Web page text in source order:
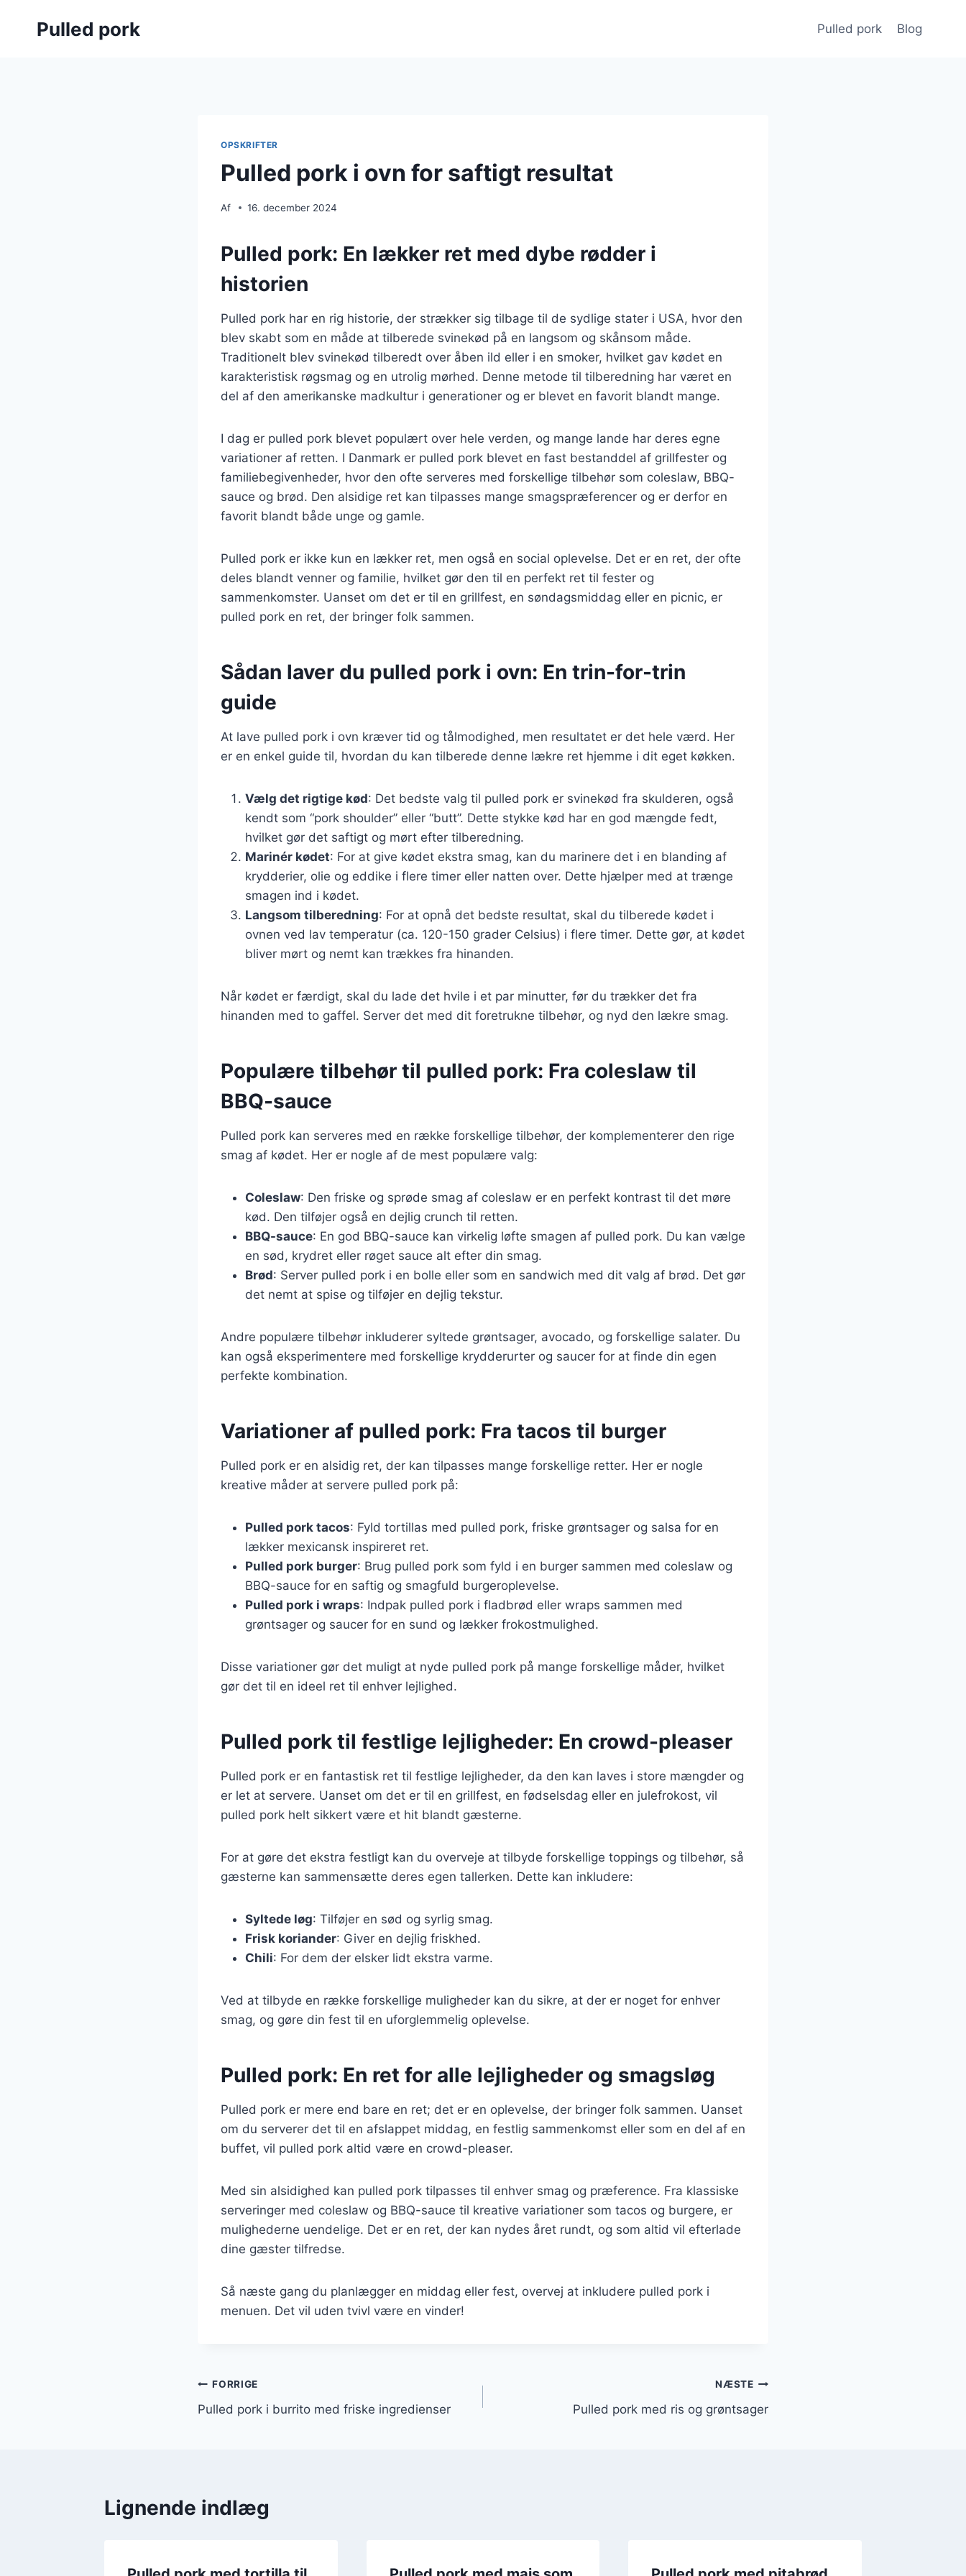
Pulled pork Pulled pork Blog
OPSKRIFTER
Pulled pork i ovn for saftigt resultat
Af 16. december 2024
Pulled pork: En lækker ret med dybe rødder i
historien
Pulled pork har en rig historie, der strækker sig tilbage til de sydlige stater i USA, hvor den
blev skabt som en måde at tilberede svinekød på en langsom og skånsom måde.
Traditionelt blev svinekød tilberedt over åben ild eller i en smoker, hvilket gav kødet en
karakteristisk røgsmag og en utrolig mørhed. Denne metode til tilberedning har været en
del af den amerikanske madkultur i generationer og er blevet en favorit blandt mange.
I dag er pulled pork blevet populært over hele verden, og mange lande har deres egne
variationer af retten. I Danmark er pulled pork blevet en fast bestanddel af grillfester og
familiebegivenheder, hvor den ofte serveres med forskellige tilbehør som coleslaw, BBQ-
sauce og brød. Den alsidige ret kan tilpasses mange smagspræferencer og er derfor en
favorit blandt både unge og gamle.
Pulled pork er ikke kun en lækker ret, men også en social oplevelse. Det er en ret, der ofte
deles blandt venner og familie, hvilket gør den til en perfekt ret til fester og
sammenkomster. Uanset om det er til en grillfest, en søndagsmiddag eller en picnic, er
pulled pork en ret, der bringer folk sammen.
Sådan laver du pulled pork i ovn: En trin-for-trin
guide
At lave pulled pork i ovn kræver tid og tålmodighed, men resultatet er det hele værd. Her
er en enkel guide til, hvordan du kan tilberede denne lækre ret hjemme i dit eget køkken.
Vælg det rigtige kød: Det bedste valg til pulled pork er svinekød fra skulderen, også
kendt som “pork shoulder” eller “butt”. Dette stykke kød har en god mængde fedt,
hvilket gør det saftigt og mørt efter tilberedning.
Marinér kødet: For at give kødet ekstra smag, kan du marinere det i en blanding af
krydderier, olie og eddike i flere timer eller natten over. Dette hjælper med at trænge
smagen ind i kødet.
Langsom tilberedning: For at opnå det bedste resultat, skal du tilberede kødet i
ovnen ved lav temperatur (ca. 120-150 grader Celsius) i flere timer. Dette gør, at kødet
bliver mørt og nemt kan trækkes fra hinanden.
Når kødet er færdigt, skal du lade det hvile i et par minutter, før du trækker det fra
hinanden med to gaffel. Server det med dit foretrukne tilbehør, og nyd den lækre smag.
Populære tilbehør til pulled pork: Fra coleslaw til
BBQ-sauce
Pulled pork kan serveres med en række forskellige tilbehør, der komplementerer den rige
smag af kødet. Her er nogle af de mest populære valg:
Coleslaw: Den friske og sprøde smag af coleslaw er en perfekt kontrast til det møre
kød. Den tilføjer også en dejlig crunch til retten.
BBQ-sauce: En god BBQ-sauce kan virkelig løfte smagen af pulled pork. Du kan vælge
en sød, krydret eller røget sauce alt efter din smag.
Brød: Server pulled pork i en bolle eller som en sandwich med dit valg af brød. Det gør
det nemt at spise og tilføjer en dejlig tekstur.
Andre populære tilbehør inkluderer syltede grøntsager, avocado, og forskellige salater. Du
kan også eksperimentere med forskellige krydderurter og saucer for at finde din egen
perfekte kombination.
Variationer af pulled pork: Fra tacos til burger
Pulled pork er en alsidig ret, der kan tilpasses mange forskellige retter. Her er nogle
kreative måder at servere pulled pork på:
Pulled pork tacos: Fyld tortillas med pulled pork, friske grøntsager og salsa for en
lækker mexicansk inspireret ret.
Pulled pork burger: Brug pulled pork som fyld i en burger sammen med coleslaw og
BBQ-sauce for en saftig og smagfuld burgeroplevelse.
Pulled pork i wraps: Indpak pulled pork i fladbrød eller wraps sammen med
grøntsager og saucer for en sund og lækker frokostmulighed.
Disse variationer gør det muligt at nyde pulled pork på mange forskellige måder, hvilket
gør det til en ideel ret til enhver lejlighed.
Pulled pork til festlige lejligheder: En crowd-pleaser
Pulled pork er en fantastisk ret til festlige lejligheder, da den kan laves i store mængder og
er let at servere. Uanset om det er til en grillfest, en fødselsdag eller en julefrokost, vil
pulled pork helt sikkert være et hit blandt gæsterne.
For at gøre det ekstra festligt kan du overveje at tilbyde forskellige toppings og tilbehør, så
gæsterne kan sammensætte deres egen tallerken. Dette kan inkludere:
Syltede løg: Tilføjer en sød og syrlig smag.
Frisk koriander: Giver en dejlig friskhed.
Chili: For dem der elsker lidt ekstra varme.
Ved at tilbyde en række forskellige muligheder kan du sikre, at der er noget for enhver
smag, og gøre din fest til en uforglemmelig oplevelse.
Pulled pork: En ret for alle lejligheder og smagsløg
Pulled pork er mere end bare en ret; det er en oplevelse, der bringer folk sammen. Uanset
om du serverer det til en afslappet middag, en festlig sammenkomst eller som en del af en
buffet, vil pulled pork altid være en crowd-pleaser.
Med sin alsidighed kan pulled pork tilpasses til enhver smag og præference. Fra klassiske
serveringer med coleslaw og BBQ-sauce til kreative variationer som tacos og burgere, er
mulighederne uendelige. Det er en ret, der kan nydes året rundt, og som altid vil efterlade
dine gæster tilfredse.
Så næste gang du planlægger en middag eller fest, overvej at inkludere pulled pork i
menuen. Det vil uden tvivl være en vinder!
Indlægsnavigation
FORRIGE
Pulled pork i burrito med friske ingredienser
NÆSTE
Pulled pork med ris og grøntsager
Lignende indlæg